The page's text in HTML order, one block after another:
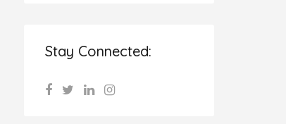
Stay Connected: